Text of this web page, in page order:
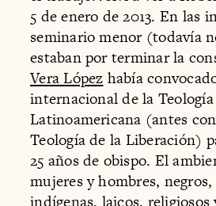
5 de enero de 2013. En las
seminario menor (todavía
estaban por terminar la
Vera López había
internacional de la Teología
Latinoamericana (antes
Teología de la Liberación)
25 años de obispo. El
mujeres y hombres,
indígenas, laicos, religiosos